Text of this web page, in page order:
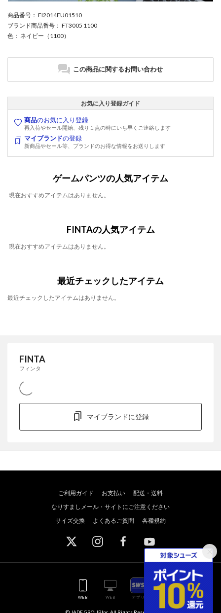
商品番号 ： FI2014EU01510
ブランド商品番号 ： FT3005 1100
色 ： ネイビー（1100）
この商品に関するお問い合わせ
お気に入り登録ガイド
商品のお気に入り登録
再入荷やセール開始、残り１点の時にいち早くご連絡します
マイブランドの登録
新商品やセール等、ブランドのお得な情報をお送りします
ゲームパンツの人気アイテム
現在おすすめアイテムはありません。
FINTAの人気アイテム
現在おすすめアイテムはありません。
最近チェックしたアイテム
最近チェックしたアイテムはありません。
FINTA
フィンタ
マイブランドに登録
ご利用ガイド お支払い
配送・送料
なりすましメール・サイトにご注意ください
サイズ交換
よくあるご質問 各種規約
WEB WEB アプリ